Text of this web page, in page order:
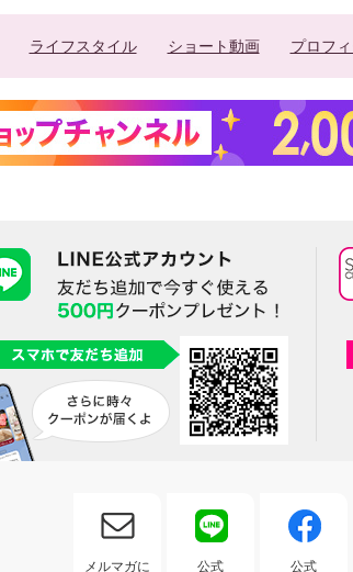
ライフスタイル ショート動画 プロフ
メルマガに 公式 公式